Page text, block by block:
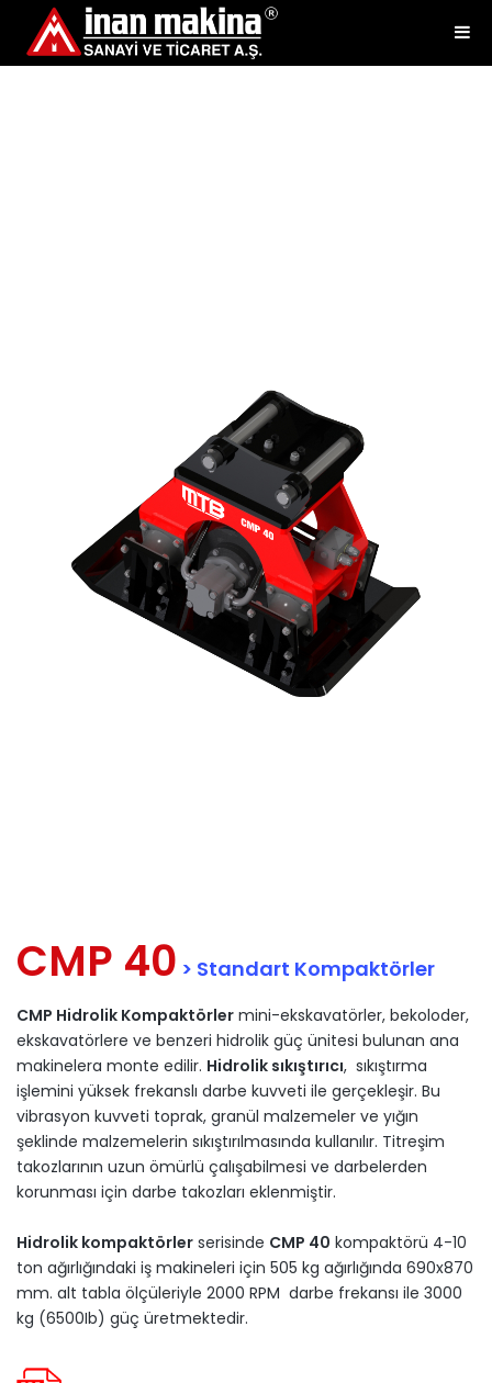
CMP 40 > Standart Kompaktörler
CMP Hidrolik Kompaktörler mini-ekskavatörler, bekoloder,
ekskavatörlere ve benzeri hidrolik güç ünitesi bulunan ana
makinelera monte edilir. Hidrolik sıkıştırıcı, sıkıştırma
işlemini yüksek frekanslı darbe kuvveti ile gerçekleşir. Bu
vibrasyon kuvveti toprak, granül malzemeler ve yığın
şeklinde malzemelerin sıkıştırılmasında kullanılır. Titreşim
takozlarının uzun ömürlü çalışabilmesi ve darbelerden
korunması için darbe takozları eklenmiştir.
Hidrolik kompaktörler serisinde CMP 40 kompaktörü 4-10
ton ağırlığındaki iş makineleri için 505 kg ağırlığında 690x870
mm. alt tabla ölçüleriyle 2000 RPM darbe frekansı ile 3000
kg (6500Ib) güç üretmektedir.